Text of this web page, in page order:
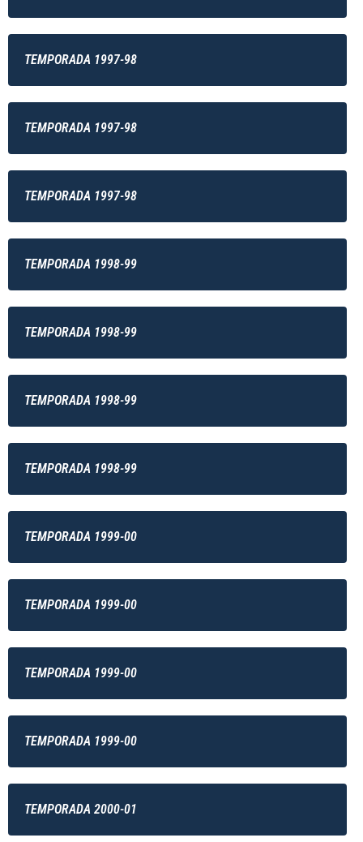
TEMPORADA 1997-98
TEMPORADA 1997-98
TEMPORADA 1997-98
TEMPORADA 1998-99
TEMPORADA 1998-99
TEMPORADA 1998-99
TEMPORADA 1998-99
TEMPORADA 1999-00
TEMPORADA 1999-00
TEMPORADA 1999-00
TEMPORADA 1999-00
TEMPORADA 2000-01